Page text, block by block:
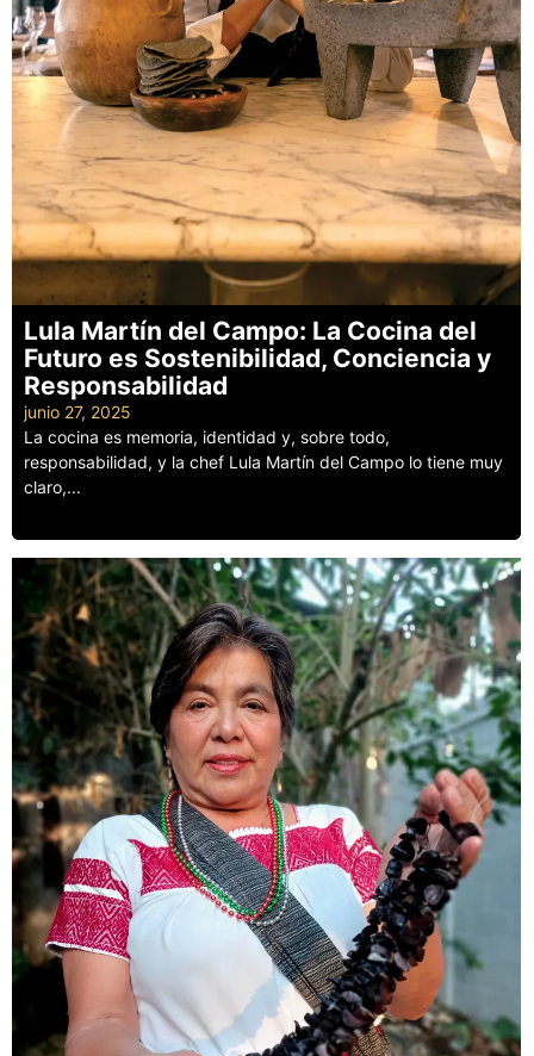
Lula Martín del Campo: La Cocina del
Futuro es Sostenibilidad, Conciencia y
Responsabilidad
junio 27, 2025
La cocina es memoria, identidad y, sobre todo,
responsabilidad, y la chef Lula Martín del Campo lo tiene muy
claro,...